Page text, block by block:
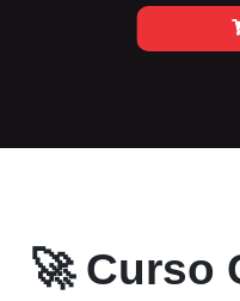
🚀 Curso